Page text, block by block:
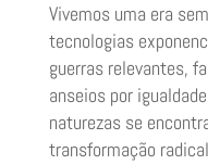
Vivemos uma era
tecnologias
guerras relevantes,
anseios por
naturezas se
transformação